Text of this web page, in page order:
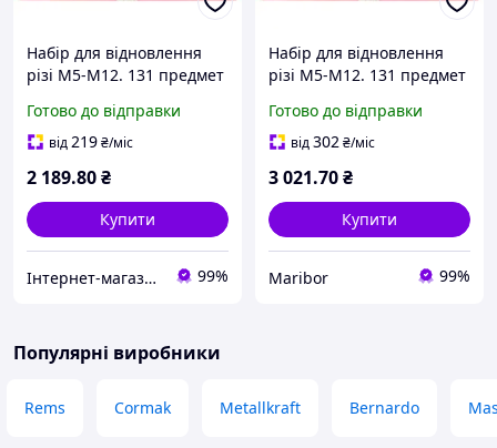
Набір для відновлення
різі M5-M12. 131 предмет
Готово до відправки
від219₴/міс
2 189.80₴
Купити
Інтернет-магазин "doitshop" 99%
Набір для відновлення
різі M5-M12. 131 предмет
Готово до відправки
від302₴/міс
3 021.70₴
Купити
Maribor 99%
Популярні виробники
Rems Cormak Metallkraft Bernardo